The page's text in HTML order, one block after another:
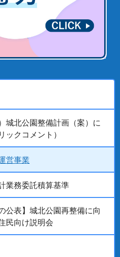
城北公園整備計画（案）に
ックコメント）
営事業
業務委託積算基準
公表】城北公園再整備に向
民向け説明会